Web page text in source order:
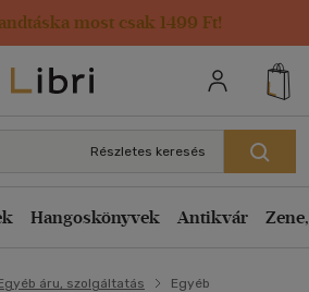
most csak 1499 Ft!
Kártya adatai
Részletes keresés
Hangoskönyvek Antikvár
áru, szolgáltatás Egyéb